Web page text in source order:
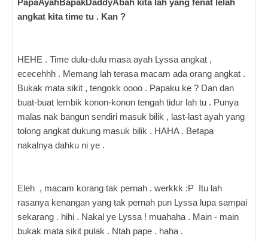
angkat kita time tu . Kan ?
HEHE . Time dulu-dulu masa ayah Lyssa angkat ,
ececehhh . Memang lah terasa macam ada orang angkat .
Bukak mata sikit , tengokk oooo . Papaku ke ? Dan dan
buat-buat lembik konon-konon tengah tidur lah tu . Punya
malas nak bangun sendiri masuk bilik , last-last ayah yang
tolong angkat dukung masuk bilik . HAHA . Betapa
nakalnya dahku ni ye .
Eleh , macam korang tak pernah . werkkk :P Itu lah
rasanya kenangan yang tak pernah pun Lyssa lupa sampai
sekarang . hihi . Nakal ye Lyssa ! muahaha . Main - main
bukak mata sikit pulak . Ntah pape . haha .